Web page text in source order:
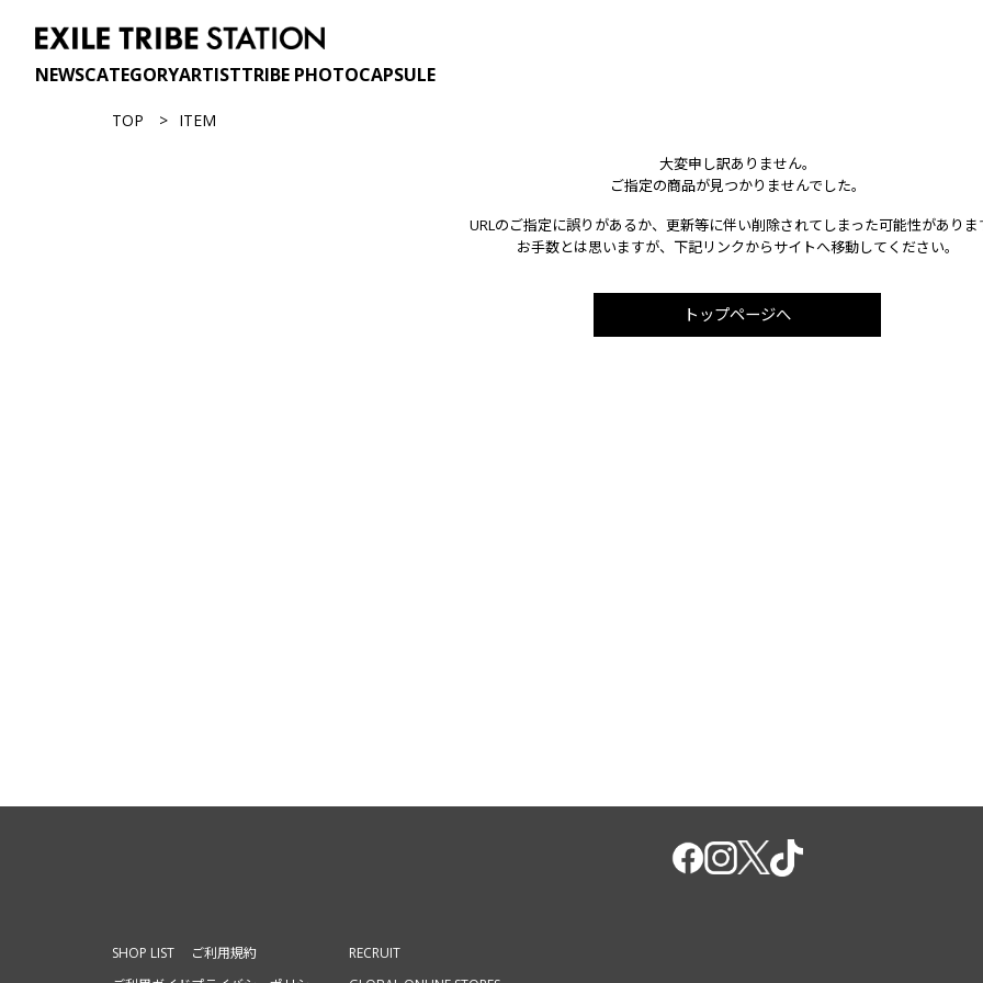
NEWSCATEGORYARTISTTRIBE PHOTOCAPSULE
TOP ITEM
大変申し訳ありません。
ご指定の商品が見つかりませんでした。
URLのご指定に誤りがあるか、更新等に伴い削除されてしまった可能性がありま
お手数とは思いますが、下記リンクからサイトへ移動してください。
トップページへ
SHOP LIST
ご利用規約
RECRUIT